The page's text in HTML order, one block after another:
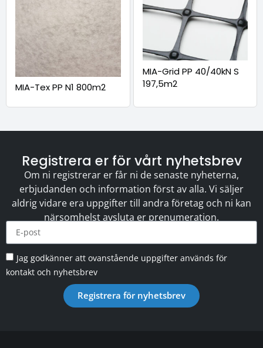
MIA-Tex PP N1 800m2
MIA-Grid PP 40/40kN S
197,5m2
Registrera er för vårt nyhetsbrev
Om ni registrerar er får ni de senaste nyheterna,
erbjudanden och information först av alla. Vi säljer
aldrig vidare era uppgifter till andra företag och ni kan
närsomhelst avsluta er prenumeration.
Jag godkänner att ovanstående uppgifter används för
kontakt och nyhetsbrev
Registrera för nyhetsbrev